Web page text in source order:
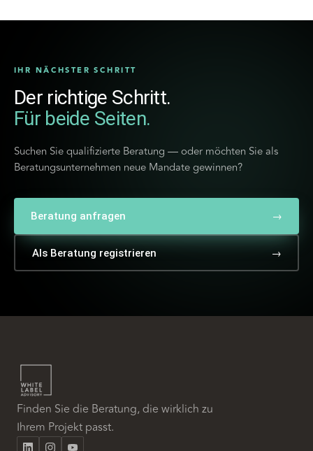
werden im Rahmen des Onboardings dokumentiert
IHR NÄCHSTER SCHRITT
Der richtige Schritt.
Für beide Seiten.
Suchen Sie qualifizierte Beratung — oder möchten Sie als
Beratungsunternehmen neue Mandate gewinnen?
Beratung anfragen →
Als Beratung registrieren →
Finden Sie die Beratung, die wirklich zu
Ihrem Projekt passt.